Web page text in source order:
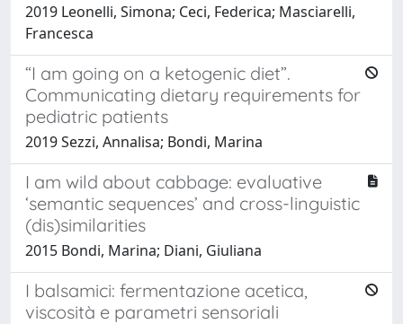
2019 Leonelli, Simona; Ceci, Federica; Masciarelli,
Francesca
“I am going on a ketogenic diet”.
Communicating dietary requirements for
pediatric patients
2019 Sezzi, Annalisa; Bondi, Marina
I am wild about cabbage: evaluative
‘semantic sequences’ and cross-linguistic
(dis)similarities
2015 Bondi, Marina; Diani, Giuliana
I balsamici: fermentazione acetica,
viscosità e parametri sensoriali